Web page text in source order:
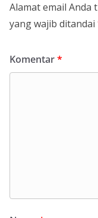
Alamat email Anda
yang wajib ditandai
Komentar*